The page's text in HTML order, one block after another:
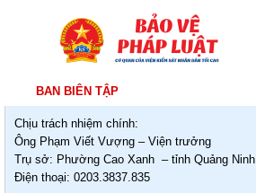
BAN BIÊN TẬP
Chịu trách nhiệm chính:
Ông Phạm Viết Vượng – Viện trưởng
Trụ sở: Phường Cao Xanh – tỉnh Quảng Ninh.
Điện thoại: 0203.3837.835